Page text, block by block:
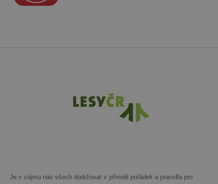
Je v zájmu nás všech dodržovat v přírodě pořádek a pravidla pro